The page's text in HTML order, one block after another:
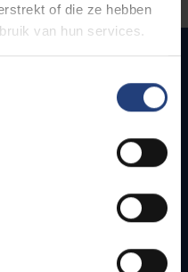
of die ze hebben
van hun services.